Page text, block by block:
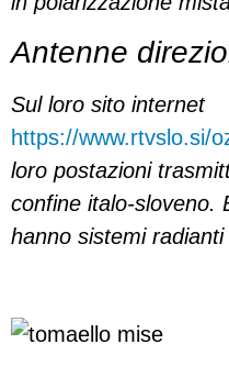
Antenne
Sul loro sito internet
https://www.rtvslo.si/
loro postazioni
confine italo-sloveno.
hanno sistemi radianti